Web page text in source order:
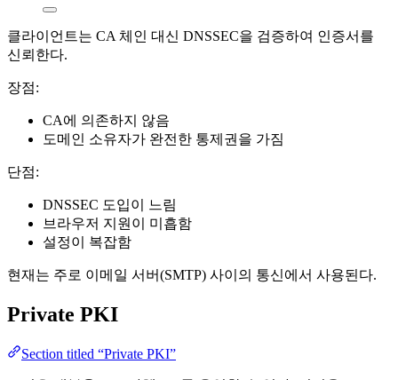
클라이언트는 CA 체인 대신 DNSSEC을 검증하여 인증서를
신뢰한다.
장점:
CA에 의존하지 않음
도메인 소유자가 완전한 통제권을 가짐
단점:
DNSSEC 도입이 느림
브라우저 지원이 미흡함
설정이 복잡함
현재는 주로 이메일 서버(SMTP) 사이의 통신에서 사용된다.
Private PKI
Section titled “Private PKI”